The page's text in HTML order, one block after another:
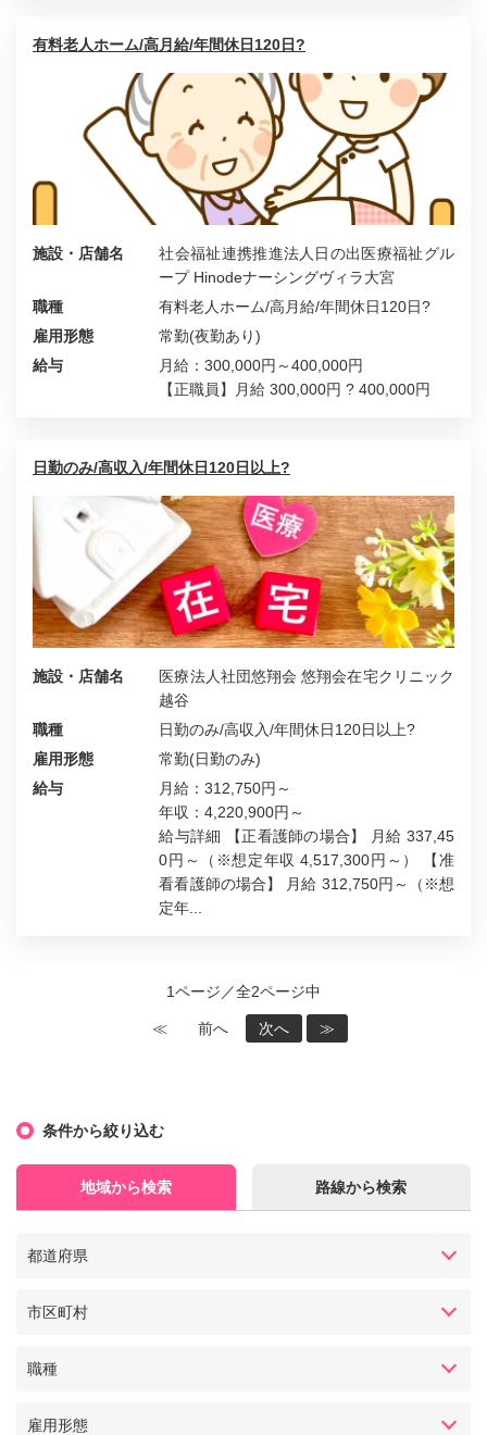
有料老人ホーム/高月給/年間休日120日?
施設・店舗名
社会福祉連携推進法人日の出医療福祉グル
ープ Hinodeナーシングヴィラ大宮
職種
有料老人ホーム/高月給/年間休日120日?
雇用形態
常勤(夜勤あり)
給与
月給：300,000円～400,000円
【正職員】月給 300,000円 ? 400,000円
日勤のみ/高収入/年間休日120日以上?
施設・店舗名
医療法人社団悠翔会 悠翔会在宅クリニック
越谷
職種
日勤のみ/高収入/年間休日120日以上?
雇用形態
常勤(日勤のみ)
給与
月給：312,750円～
年収：4,220,900円～
給与詳細 【正看護師の場合】 月給 337,45
0円～（※想定年収 4,517,300円～） 【准
看看護師の場合】 月給 312,750円～（※想
定年...
1ページ／全2ページ中
≪ 前へ 次へ ≫
条件から絞り込む
地域から検索 路線から検索
都道府県
市区町村
職種
雇用形態